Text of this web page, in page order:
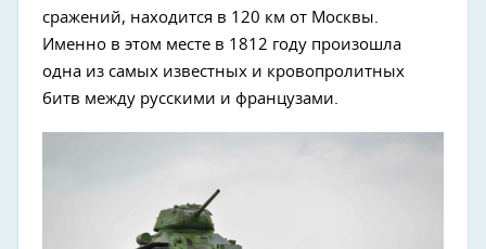
сражений, находится в 120 км от Москвы.
Именно в этом месте в 1812 году произошла
одна из самых известных и кровопролитных
битв между русскими и французами.